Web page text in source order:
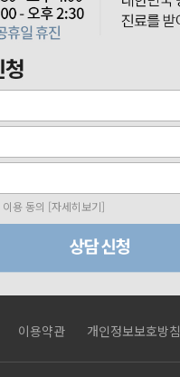
용 동의 [자세히보기]
이용약관 개인정보보호방침